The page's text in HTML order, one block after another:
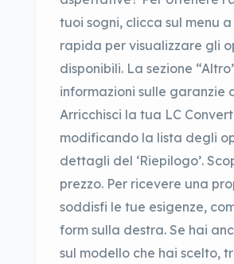
tuoi sogni, clicca sul menu
rapida per visualizzare gli
disponibili. La sezione
informazioni sulle garanzie
Arricchisci la tua LC
modificando la lista degli
dettagli del ‘Riepilogo’.
prezzo. Per ricevere una
soddisfi le tue esigenze,
form sulla destra. Se hai
sul modello che hai scelto,